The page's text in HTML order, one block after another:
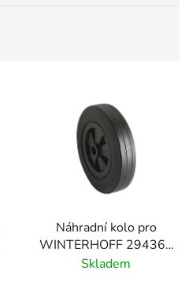
Náhradní kolo pro
WINTERHOFF 294364
plné gumové opěrné
Skladem